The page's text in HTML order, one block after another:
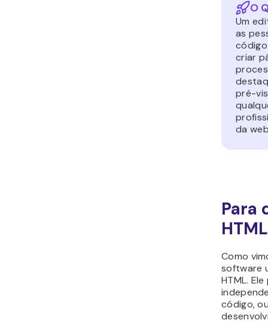
O
Um
as
código
criar
pré-
da
Para
Como
software
HTML.
código,